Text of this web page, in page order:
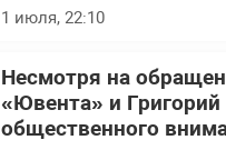
1 июля, 22:10
Несмотря на
«Ювента» и
общественного